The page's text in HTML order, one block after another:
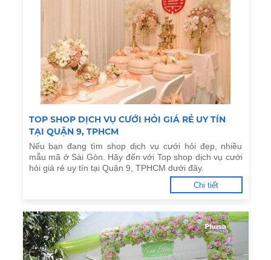
TOP SHOP DỊCH VỤ CƯỚI HỎI GIÁ RẺ UY TÍN
TẠI QUẬN 9, TPHCM
Nếu bạn đang tìm shop dịch vụ cưới hỏi đẹp, nhiều
mẫu mã ở Sài Gòn. Hãy đến với Top shop dịch vụ cưới
hỏi giá rẻ uy tín tại Quận 9, TPHCM dưới đây.
Chi tiết